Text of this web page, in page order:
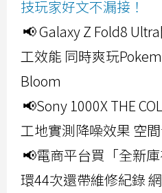
技玩家好文不漏接！
📢 Galaxy Z Fold8
工效能 同時爽玩
Bloom
📢Sony 1000X THE
工地實測降噪效果 空
📢電商平台買「全新
環44次還帶維修紀錄